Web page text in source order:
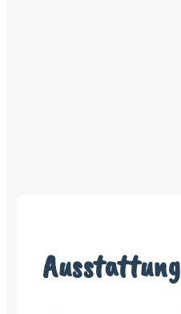
Ausstattung